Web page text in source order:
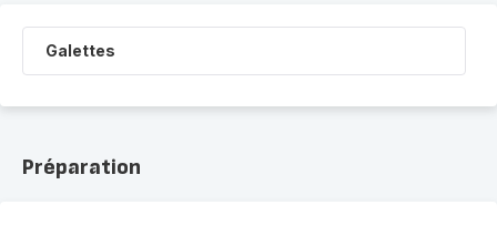
Galettes
Préparation